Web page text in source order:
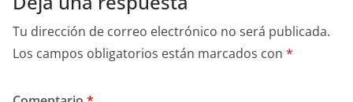
Tu dirección de correo electrónico no será publicada.
Los campos obligatorios están marcados con *